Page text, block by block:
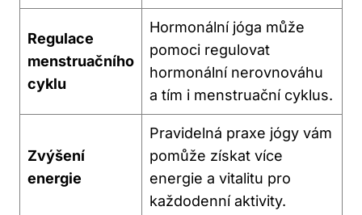
Regulace
menstruačního
cyklu
Hormonální jóga může
pomoci regulovat
hormonální nerovnováhu
a tím i menstruační cyklus.
Zvýšení
energie
Pravidelná praxe jógy vám
pomůže získat více
energie a vitalitu pro
každodenní aktivity.